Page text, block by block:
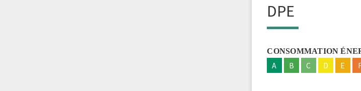
DPE
CONSOMMATION
A B C D E